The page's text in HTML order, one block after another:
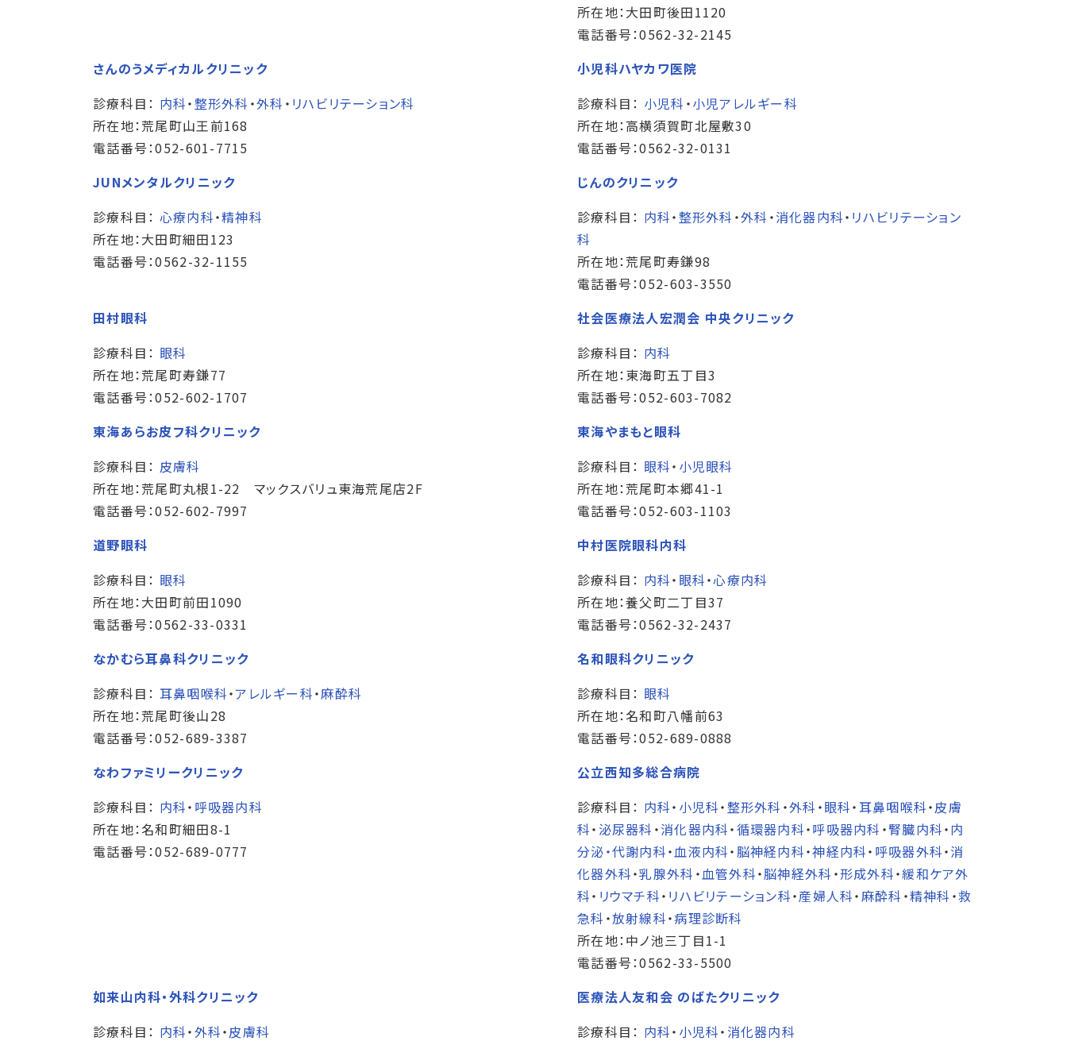
所在地：大田町後田1120
電話番号：0562-32-2145
さんのうメディカルクリニック
診療科目： 内科・整形外科 ・外科 ・ リハビリテーション科
所在地：荒尾町山王前168
電話番号：052-601-7715
小児科ハヤカワ医院
診療科目： 小児科 ・小児アレルギー科
所在地：高横須賀町北屋敷30
電話番号：0562-32-0131
JUNメンタルクリニック
診療科目： 心療内科・精神科
所在地：大田町細田123
電話番号：0562-32-1155
じんのクリニック
診療科目： 内科・整形外科 ・外科 ・消化器内科・ リハビリテーション
科
所在地：荒尾町寿鎌98
電話番号：052-603-3550
田村眼科
診療科目： 眼科
所在地：荒尾町寿鎌77
電話番号：052-602-1707
社会医療法人宏潤会 中央クリニック
診療科目： 内科
所在地：東海町五丁目3
電話番号：052-603-7082
東海あらお皮フ科クリニック
診療科目： 皮膚科
所在地：荒尾町丸根1-22 マックスバリュ東海荒尾店2F
電話番号：052-602-7997
東海やまもと眼科
診療科目： 眼科・ 小児眼科
所在地：荒尾町本郷41-1
電話番号：052-603-1103
道野眼科
診療科目： 眼科
所在地：大田町前田1090
電話番号：0562-33-0331
中村医院眼科内科
診療科目： 内科・ 眼科・心療内科
所在地：養父町二丁目37
電話番号：0562-32-2437
なかむら耳鼻科クリニック
診療科目： 耳鼻咽喉科・アレルギー科・麻酔科
所在地：荒尾町後山28
電話番号：052-689-3387
名和眼科クリニック
診療科目： 眼科
所在地：名和町八幡前63
電話番号：052-689-0888
なわファミリークリニック
診療科目： 内科・ 呼吸器内科
所在地：名和町細田8-1
電話番号：052-689-0777
公立西知多総合病院
診療科目： 内科・ 小児科・整形外科 ・外科 ・眼科・耳鼻咽喉科・皮膚
科・ 泌尿器科 ・消化器内科・循環器内科・呼吸器内科 ・腎臓内科・内
分泌・代謝内科・血液内科・脳神経内科・神経内科・ 呼吸器外科・消
化器外科・乳腺外科 ・血管外科・脳神経外科 ・形成外科・緩和ケア外
科・ リウマチ科・ リハビリテーション科・産婦人科・麻酔科 ・精神科 ・救
急科 ・放射線科・病理診断科
所在地：中ノ池三丁目1-1
電話番号：0562-33-5500
如来山内科・外科クリニック
診療科目： 内科・外科・皮膚科
医療法人友和会 のばたクリニック
診療科目： 内科・ 小児科・ 消化器内科